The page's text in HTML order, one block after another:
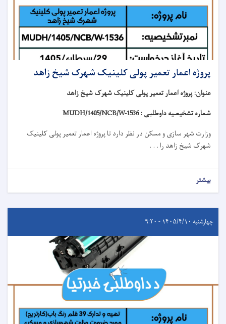
پروژه اعمار تعمیر پولی کلینیک شهرک شیخ زاهد
عنوان: پروژه اعمار تعمیر پولی کلینیک شهرک شیخ زاهد
شماره تشخیصیه داوطلبی :MUDH/1405/NCB/W-1536
وزارت شهر سازی و مسکن در نظر دارد تاپروژه اعمار تعمیرپولی کلینیک
شهرک شیخ زاهد را . . .
بیشتر
چهارشنبه ۱۴۰۵/۴/۱۰ - ۹:۲۰